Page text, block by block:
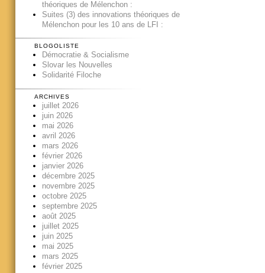
théoriques de Mélenchon :
Suites (3) des innovations théoriques de
Mélenchon pour les 10 ans de LFI :
BLOGOLISTE
Démocratie & Socialisme
Slovar les Nouvelles
Solidarité Filoche
ARCHIVES
juillet 2026
juin 2026
mai 2026
avril 2026
mars 2026
février 2026
janvier 2026
décembre 2025
novembre 2025
octobre 2025
septembre 2025
août 2025
juillet 2025
juin 2025
mai 2025
mars 2025
février 2025